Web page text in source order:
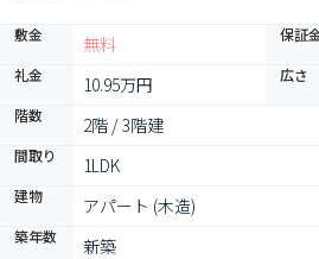
敷金 無料 保証
礼金 10.95万円 広さ
階数 2階 / 3階建
間取り 1LDK
建物 アパート (木造)
築年数 新築